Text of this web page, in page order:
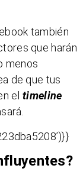
también
que harán
menos
de que tus
eltimeline